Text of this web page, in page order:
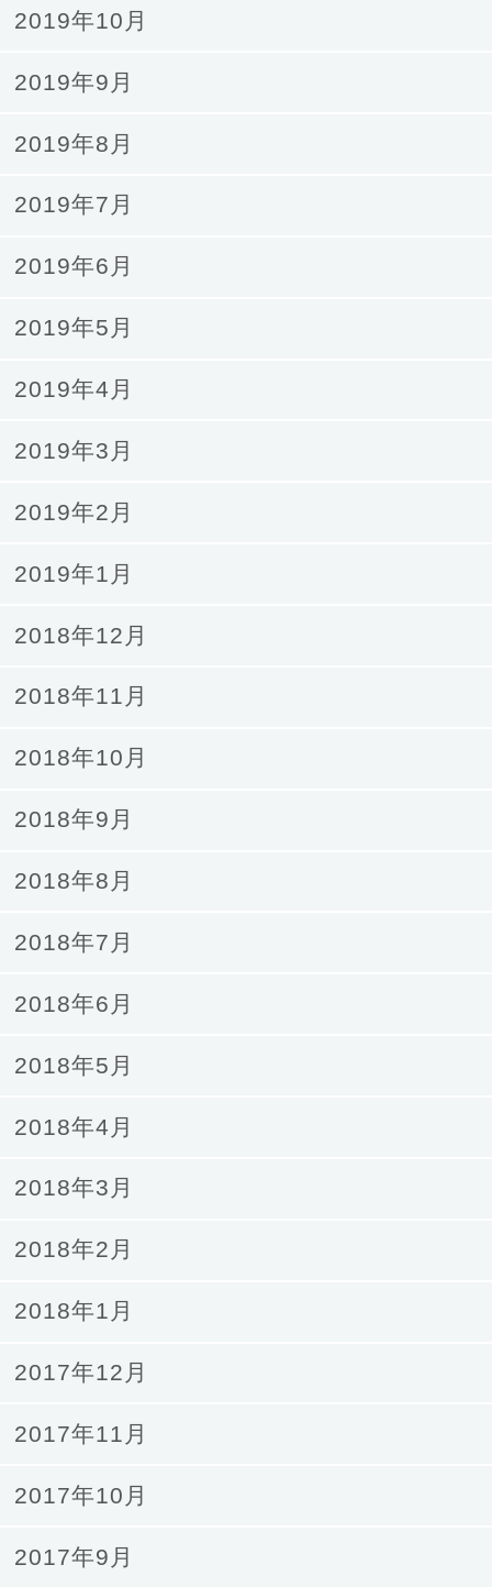
2019年10月
2019年9月
2019年8月
2019年7月
2019年6月
2019年5月
2019年4月
2019年3月
2019年2月
2019年1月
2018年12月
2018年11月
2018年10月
2018年9月
2018年8月
2018年7月
2018年6月
2018年5月
2018年4月
2018年3月
2018年2月
2018年1月
2017年12月
2017年11月
2017年10月
2017年9月